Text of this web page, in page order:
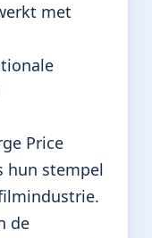
met
Price
hun stempel
de